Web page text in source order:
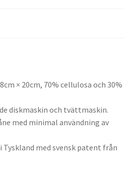
× 20cm, 70% cellulosa och 30%
diskmaskin och tvättmaskin.
med minimal användning av
med svensk patent från